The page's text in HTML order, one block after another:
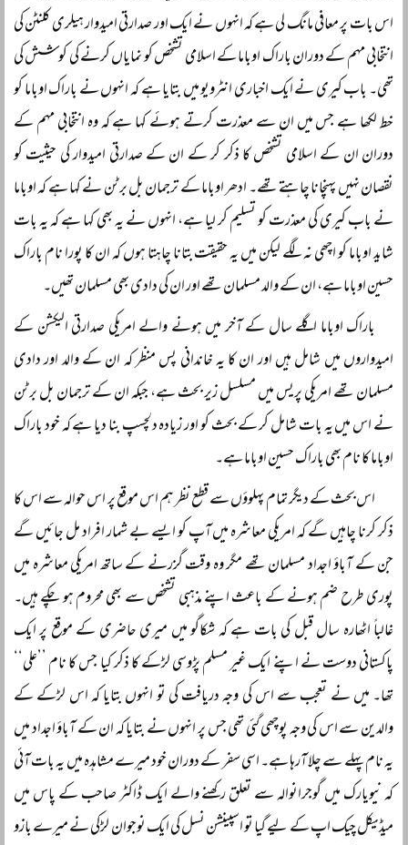
اس بات پر معافی مانگ لی ہے کہ انہوں نے ایک اور صدارتی امیدوار ہیلری کلنٹن کی
انتخابی مہم کے دوران باراک اوباما کے اسلامی تشخص کو نمایاں کرنے کی کوشش کی
تھی۔ باب کیری نے ایک اخباری انٹرویو میں بتایا ہے کہ انہوں نے باراک اوباما کو
خط لکھا ہے جس میں ان سے معذرت کرتے ہوئے کہا ہے کہ وہ انتخابی مہم کے
دوران ان کے اسلامی تشخص کا ذکر کر کے ان کے صدارتی امیدوار کی حیثیت کو
نقصان نہیں پہنچانا چاہتے تھے۔ ادھر اوباما کے ترجمان بل برٹن نے کہا ہے کہ اوباما
نے باب کیری کی معذرت کو تسلیم کر لیا ہے، انہوں نے یہ بھی کہا ہے کہ یہ بات
شاید اوباما کو اچھی نہ لگے لیکن میں یہ حقیقت بتانا چاہتا ہوں کہ ان کا پورا نام باراک
حسین اوباما ہے، ان کے والد مسلمان تھے اور ان کی دادی بھی مسلمان تھیں۔
باراک اوباما اگلے سال کے آخر میں ہونے والے امریکی صدارتی الیکشن کے
امیدواروں میں شامل ہیں اور ان کا یہ خاندانی پس منظر کہ ان کے والد اور دادی
مسلمان تھے امریکی پریس میں مسلسل زیر بحث ہے، جبکہ ان کے ترجمان بل برٹن
نے اس میں یہ بات شامل کر کے بحث کو اور زیادہ دلچسپ بنا دیا ہے کہ خود باراک
اوباما کا نام بھی باراک حسین اوباما ہے۔
اس بحث کے دیگر تمام پہلوؤں سے قطع نظر ہم اس موقع پر اس حوالہ سے اس کا
ذکر کرنا چاہیں گے کہ امریکی معاشرہ میں آپ کو ایسے بے شمار افراد مل جائیں گے
جن کے آباؤ اجداد مسلمان تھے مگر وہ وقت گزرنے کے ساتھ امریکی معاشرہ میں
پوری طرح ضم ہونے کے باعث اپنے مذہبی تشخص سے بھی محروم ہو چکے ہیں۔
غالباً اٹھارہ سال قبل کی بات ہے کہ شکاگو میں میری حاضری کے موقع پر ایک
پاکستانی دوست نے اپنے ایک غیر مسلم پڑوسی لڑکے کا ذکر کیا جس کا نام ’’علی‘‘
تھا۔ میں نے تعجب سے اس کی وجہ دریافت کی تو انہوں بتایا کہ اس لڑکے کے
والدین سے اس کی وجہ پوچھی گئی تھی جس پر انہوں نے بتایا کہ ان کے آباؤ اجداد میں
یہ نام پہلے سے چلا آرہا ہے۔ اسی سفر کے دوران خود میرے مشاہدہ میں یہ بات آئی
کہ نیویارک میں گوجرانوالہ سے تعلق رکھنے والے ایک ڈاکٹر صاحب کے پاس میں
میڈیکل چیک اپ کے لیے گیا تو اسپینشن نسل کی ایک نوجوان لڑکی نے میرے بازو